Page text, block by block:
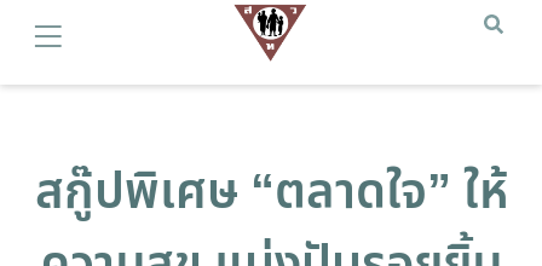
สกู๊ปพิเศษ “ตลาดใจ” ให้